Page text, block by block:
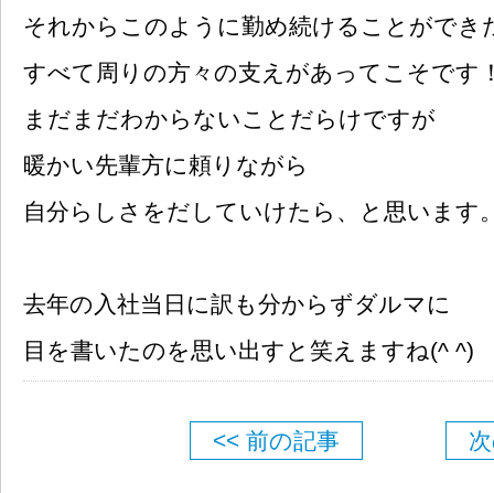
それからこのように勤め続けることができ
すべて周りの方々の支えがあってこそです
まだまだわからないことだらけですが
暖かい先輩方に頼りながら
自分らしさをだしていけたら、と思います
去年の入社当日に訳も分からずダルマに
目を書いたのを思い出すと笑えますね(^ ^)
<< 前の記事